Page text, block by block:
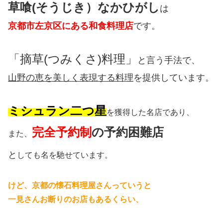
草喰(そうじき）なかひがし は
京都市左京区にある和食料理店です。
「摘草(つみくさ)料理」
と言う手法で、
山野の恵を美しく表現する料理を提供しています。
ミシュラン二つ星を獲得した名店であり、
また、 完全予約制 の予約困難店
と しても名を馳せています。
けど、京都の懐石料理屋さんっていうと
一見さんお断りのお店もあるくらい、